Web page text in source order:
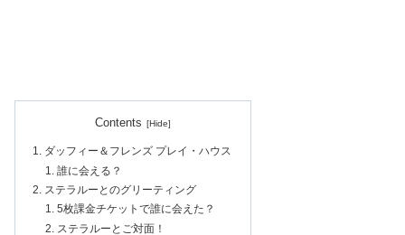
Contents
ダッフィー＆フレンズ プレイ・ハウス
誰に会える？
ステラルーとのグリーティング
5枚課金チケットで誰に会えた？
ステラルーとご対面！